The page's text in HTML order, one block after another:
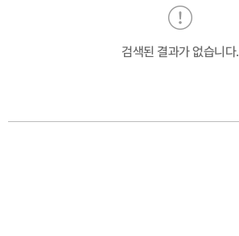
검색된 결과가 없습니다.